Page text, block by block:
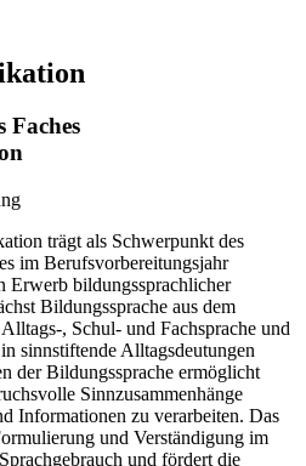
Faches
trägt als Schwerpunkt des
im Berufsvorbereitungsjahr
Erwerb bildungssprachlicher
Bildungssprache aus dem
, Schul- und Fachsprache und
sinnstiftende Alltagsdeutungen
der Bildungssprache ermöglicht
Sinnzusammenhänge
Informationen zu verarbeiten. Das
und Verständigung im
und fördert die